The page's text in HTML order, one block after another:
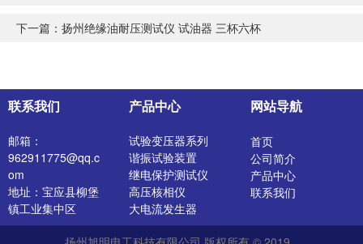
下一篇： 扬州绝缘油耐压测试仪 试油器 三杯六杯
联系我们
邮箱：
962911775@qq.c
om
地址：宝应县柳堡
镇工业集中区
产品中心
试验变压器系列
谐振试验装置
继电保护测试仪
高压核相仪
大电流发生器
开关特性测试仪
网站导航
首页
公司简介
产品中心
联系我们